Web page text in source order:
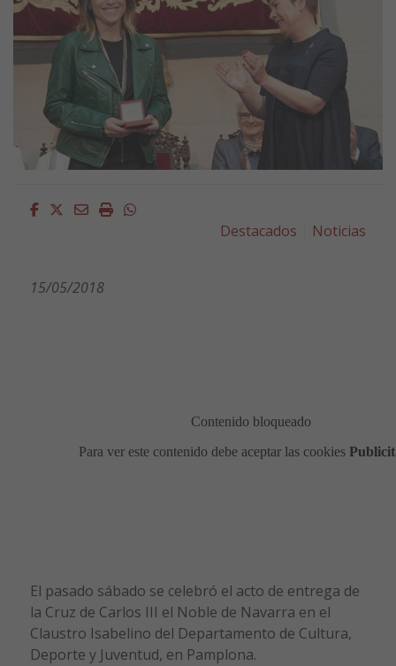
Facebook
Twitter
EmailImprimirWhatsapp
Destacados
Noticias
15/05/2018
El pasado sábado se celebró el acto de entrega de
la Cruz de Carlos III el Noble de Navarra en el
Claustro Isabelino del Departamento de Cultura,
Deporte y Juventud, en Pamplona.